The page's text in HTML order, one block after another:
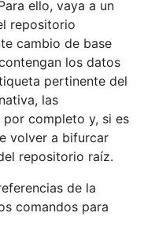
ello, vaya a un
repositorio
cambio de base
los datos
pertinente del
las
por completo y, si es
volver a bifurcar
repositorio raíz.
de la
comandos para